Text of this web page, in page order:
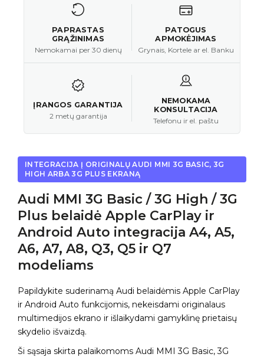
PAPRASTAS
GRĄŽINIMAS
Nemokamai per 30 dienų
PATOGUS
APMOKĖJIMAS
Grynais, Kortele ar el. Banku
ĮRANGOS GARANTIJA
2 metų garantija
NEMOKAMA
KONSULTACIJA
Telefonu ir el. paštu
INTEGRACIJA Į ORIGINALŲ AUDI MMI 3G BASIC, 3G
HIGH ARBA 3G PLUS EKRANĄ
Audi MMI 3G Basic / 3G High / 3G
Plus belaidė Apple CarPlay ir
Android Auto integracija A4, A5,
A6, A7, A8, Q3, Q5 ir Q7
modeliams
Papildykite suderinamą Audi belaidėmis Apple CarPlay
ir Android Auto funkcijomis, nekeisdami originalaus
multimedijos ekrano ir išlaikydami gamyklinę prietaisų
skydelio išvaizdą.
Ši sąsaja skirta palaikomoms Audi MMI 3G Basic, 3G